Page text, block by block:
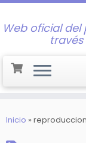
Web oficial
través
Inicio »